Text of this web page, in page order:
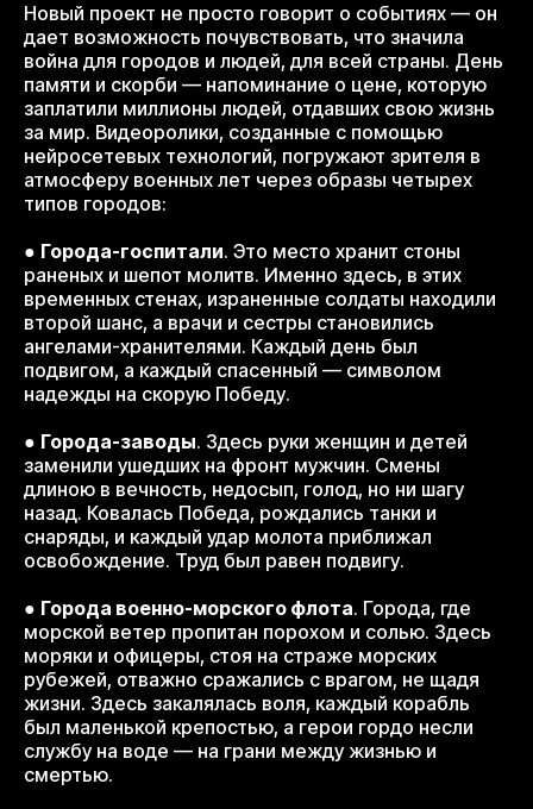
Новый проект не просто говорит о событиях — он
дает возможность почувствовать, что значила
война для городов и людей, для всей страны. День
памяти и скорби — напоминание о цене, которую
заплатили миллионы людей, отдавших свою жизнь
за мир. Видеоролики, созданные с помощью
нейросетевых технологий, погружают зрителя в
атмосферу военных лет через образы четырех
типов городов:
● Города-госпитали. Это место хранит стоны
раненых и шепот молитв. Именно здесь, в этих
временных стенах, израненные солдаты находили
второй шанс, а врачи и сестры становились
ангелами-хранителями. Каждый день был
подвигом, а каждый спасенный — символом
надежды на скорую Победу.
● Города-заводы. Здесь руки женщин и детей
заменили ушедших на фронт мужчин. Смены
длиною в вечность, недосып, голод, но ни шагу
назад. Ковалась Победа, рождались танки и
снаряды, и каждый удар молота приближал
освобождение. Труд был равен подвигу.
● Города военно-морского флота. Города, где
морской ветер пропитан порохом и солью. Здесь
моряки и офицеры, стоя на страже морских
рубежей, отважно сражались с врагом, не щадя
жизни. Здесь закалялась воля, каждый корабль
был маленькой крепостью, а герои гордо несли
службу на воде — на грани между жизнью и
смертью.